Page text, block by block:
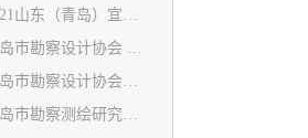
2021山东（青岛）宜居博览会盛大开幕
青岛市勘察设计协会 第五届二次会员代表大会纪要
青岛市勘察设计协会党支部召开党史学习教育专题组织生活会
青岛市勘察测绘研究院参加第29届国际制图大会并荣获3项国际大奖